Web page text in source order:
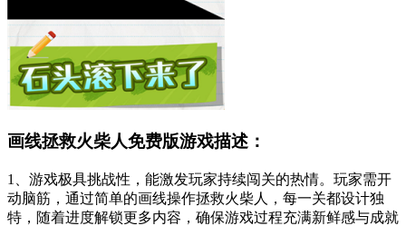
画线拯救火柴人免费版游戏描述：
1、游戏极具挑战性，能激发玩家持续闯关的热情。玩家需开
动脑筋，通过简单的画线操作拯救火柴人，每一关都设计独
特，随着进度解锁更多内容，确保游戏过程充满新鲜感与成就